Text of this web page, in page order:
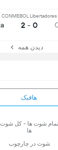
هافبک
تمام شوت ها - کل شوت
ها
شوت در چارچوب
CONMEBOL Libertadores
0 - 2
دیدن همه